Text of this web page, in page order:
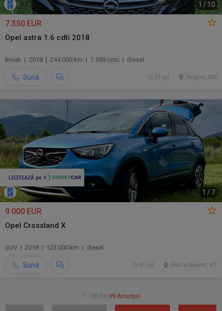
1 / 10
7.350 EUR
Opel astra 1.6 cdti 2018
Break | 2018 | 244.000 km | 1.599 cmc | diesel
Sună Reghin, MS
31 jul.
1 /7
9.000 EUR
Opel Crossland X
SUV | 2018 | 123.000 km | diesel
Sună Piatra Neamt, NT
31 jul.
1 - 28 din 99 Anunțuri